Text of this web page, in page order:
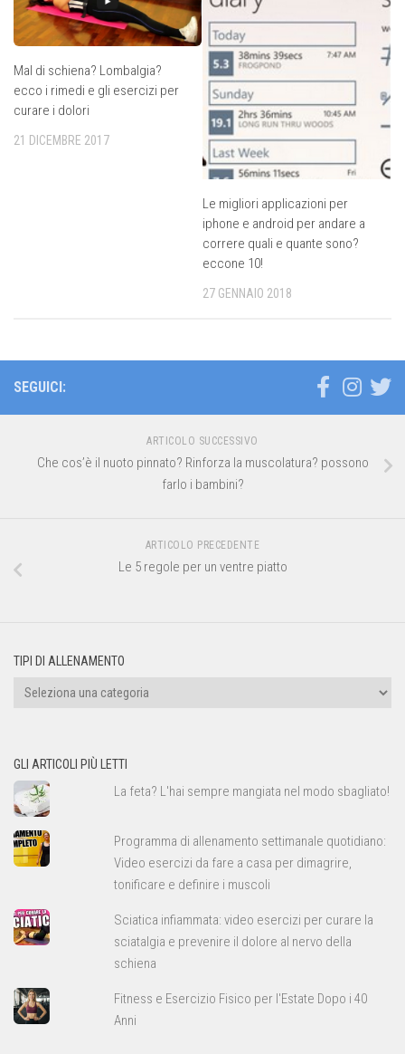
Mal di schiena? Lombalgia?
ecco i rimedi e gli esercizi per
curare i dolori
21 DICEMBRE 2017
Le migliori applicazioni per
iphone e android per andare a
correre quali e quante sono?
eccone 10!
27 GENNAIO 2018
SEGUICI:
ARTICOLO SUCCESSIVO
Che cos’è il nuoto pinnato? Rinforza la muscolatura? possono
farlo i bambini?
ARTICOLO PRECEDENTE
Le 5 regole per un ventre piatto
TIPI DI ALLENAMENTO
Tipi
GLI ARTICOLI PIÙ LETTI
La feta? L'hai sempre mangiata nel modo sbagliato!
Programma di allenamento settimanale quotidiano:
Video esercizi da fare a casa per dimagrire,
tonificare e definire i muscoli
Sciatica infiammata: video esercizi per curare la
sciatalgia e prevenire il dolore al nervo della
schiena
Fitness e Esercizio Fisico per l'Estate Dopo i 40
Anni